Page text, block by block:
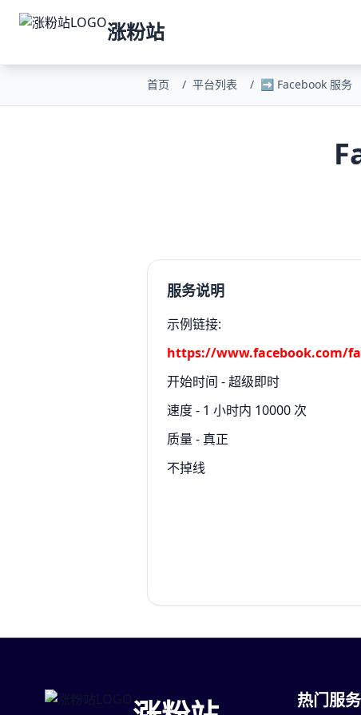
涨粉站
首页 / 平台列表 / ➡️ Facebook 服务
服务说明
示例链接:
https://www.facebook.com/
开始时间 - 超级即时
速度 - 1 小时内 10000 次
质量 - 真正
不掉线
热门服务